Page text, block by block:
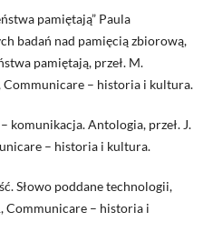
pamiętają” Paula
badań nad pamięcią zbiorową,
pamiętają, przeł. M.
Communicare – historia i kultura.
komunikacja. Antologia, przeł. J.
– historia i kultura.
Słowo poddane technologii,
Communicare – historia i